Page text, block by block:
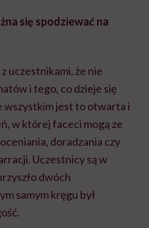
się spodziewać na
uczestnikami, że nie
i tego, co dzieje się
wszystkim jest to otwarta i
w której faceci mogą ze
doradzania czy
Uczestnicy są w
dwóch
samym kręgu był